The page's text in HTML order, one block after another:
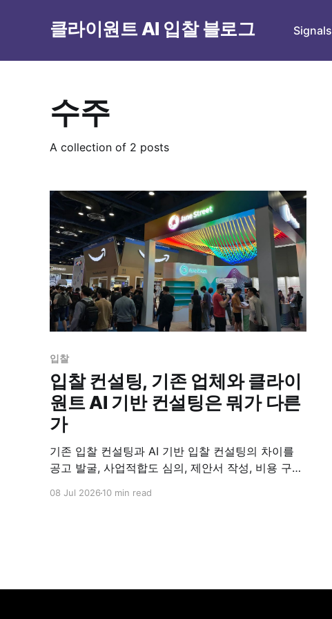
클라이원트 AI 입찰 블로그 Signals
수주
A collection of 2 posts
입찰
입찰 컨설팅, 기존 업체와 클라이
원트 AI 기반 컨설팅은 뭐가 다른
가
기존 입찰 컨설팅과 AI 기반 입찰 컨설팅의 차이를
공고 발굴, 사업적합도 심의, 제안서 작성, 비용 구조
08 Jul 2026 10 min read